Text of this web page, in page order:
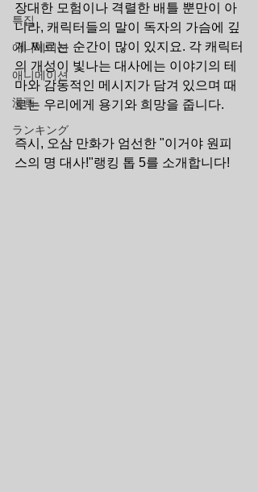
특집
애니메이션
애니메이션
漫画
ランキング
장대한 모험이나 격렬한 배틀 뿐만이 아
니라, 캐릭터들의 말이 독자의 가슴에 깊
게 찌르는 순간이 많이 있지요. 각 캐릭터
의 개성이 빛나는 대사에는 이야기의 테
마와 감동적인 메시지가 담겨 있으며 때
로는 우리에게 용기와 희망을 줍니다.
즉시, 오삼 만화가 엄선한 "이거야 원피
스의 명 대사!"랭킹 톱 5를 소개합니다!